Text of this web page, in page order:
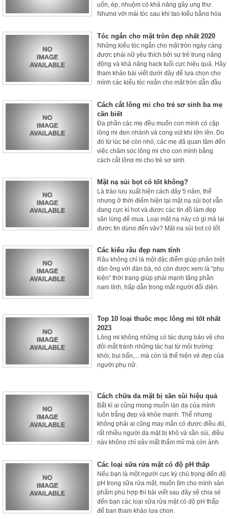
uốn, ép, nhuộm có khả năng gây ung thư.
Nhưng với mái tóc sau khi tạo kiểu bằng hóa
đúng cách thì sẽ rất dễ bị hư tổn nặng, tóc khô
xơ, chẻ ngọn, thậm chí là rụng tóc.
Tóc ngắn cho mặt tròn đẹp nhất 2020
Những kiểu tóc ngắn cho mặt tròn ngày càng
được phái nữ yêu thích bởi sự trẻ trung năng
động và khả năng hack tuổi cực hiệu quả. Hãy
tham khảo bài viết dưới đây để lựa chọn cho
mình các kiểu tóc ngắn cho mặt tròn dẫn đầu
Cách cắt lông mi cho trẻ sơ sinh ba mẹ
cần biết
Đa phần các mẹ đều muốn con mình có cặp
lông mi đen nhánh và cong vút khi lớn lên. Do
đó từ lúc bé còn nhỏ, các mẹ đã quan tâm đến
việc chăm sóc lông mi cho con mình bằng
cách cắt lông mi cho trẻ sơ sinh.
Mặt nạ sủi bọt có tốt không?
Là trào lưu xuất hiện cách đây 5 năm, thế
nhưng ở thời điểm hiện tại mặt nạ sủi bọt vẫn
đang cực kì hot và được các tín đồ làm đẹp
săn lùng để mua. Loại mặt nạ này có gì mà lại
được tin dùng đến vậy? Mặt nạ sủi bọt có tốt
hơn về sản phẩm này.
Các kiểu râu đẹp nam tính
Râu không chỉ là một đặc điểm giúp phân biệt
đàn ông với đàn bà, nó còn được xem là “phụ
kiện” thời trang giúp phái mạnh tăng phần
nam tính, hấp dẫn trong mắt người đối diện.
Top 10 loại thuốc mọc lông mi tốt nhất
2023
Lông mi không những có tác dụng bảo vệ cho
đôi mắt tránh những tác hại từ môi trường:
khói, bụi bẩn,... mà còn là thể hiện vẻ đẹp của
người phụ nữ.
Cách chữa da mặt bị sần sùi hiệu quả
Bất kì ai cũng mong muốn làn da của mình
luôn trắng đẹp và khỏe mạnh. Thế nhưng
không phải ai cũng may mắn có được điều đó,
rất nhiều người da mặt bị khô và sần sùi, điều
này không chỉ gây mất thẩm mỹ mà còn ảnh
em khắc phục tình trạng trên, bài viết sau đây
sẽ bật mí cho chị em cách chữa da mặt bị sần
sùi hiệu quả để chị em tham khảo.
Các loại sữa rửa mặt có độ pH thấp
Nếu bạn là một người cực kỳ chú trọng đến độ
pH trong sữa rửa mặt, muốn tìm cho mình sản
phẩm phù hợp thì bài viết sau đây sẽ chia sẻ
đến bạn các loại sữa rửa mặt có độ pH thấp
để bạn tham khảo lựa chọn.